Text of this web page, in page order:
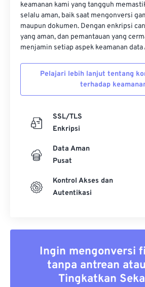
keamanan kami yang tangguh
selalu aman, baik saat mengonversi
maupun dokumen. Dengan enkripsi
yang aman, dan pemantauan yang
menjamin setiap aspek keamanan data
Pelajari lebih lanjut tentang
terhadap
SSL/TLS
Enkripsi
Data Aman
Pusat
Kontrol Akses dan
Autentikasi
Ingin mengonversi
tanpa antrean
Tingkatkan